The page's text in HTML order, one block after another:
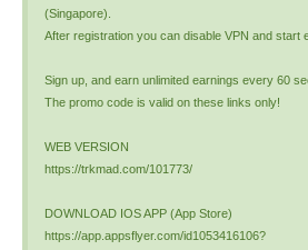
(Singapore).
After registration you can disable VPN and start
Sign up, and earn unlimited earnings every 60
The promo code is valid on these links only!
WEB VERSION
https://trkmad.com/101773/
DOWNLOAD IOS APP (App Store)
https://app.appsflyer.com/id1053416106?